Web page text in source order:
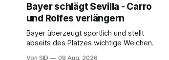
Bayer schlägt Sevilla - Carro
und Rolfes verlängern
Bayer überzeugt sportlich und stellt
abseits des Platzes wichtige Weichen.
Von SID 08 Aug. 2026